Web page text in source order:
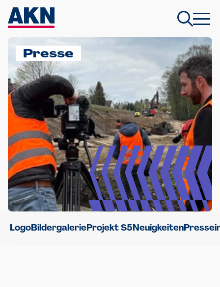
Presse
LogoBildergalerieProjekt S5Neuigkeiten